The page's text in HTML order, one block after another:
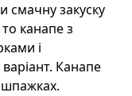
смачну закуску
канапе з
і
Канапе